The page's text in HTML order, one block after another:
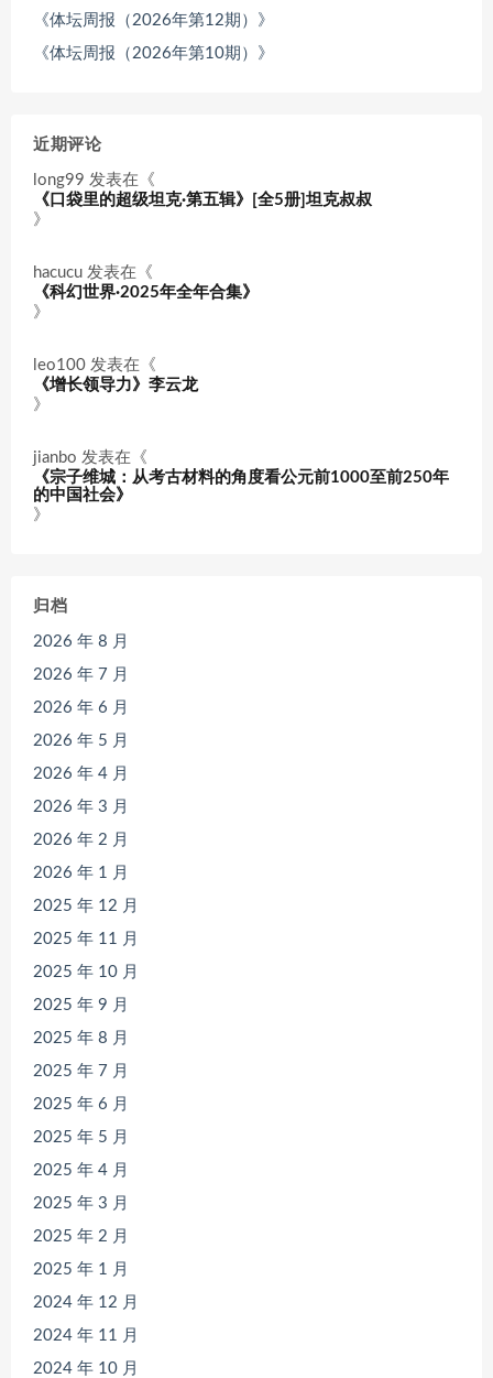
《体坛周报（2026年第12期）》
《体坛周报（2026年第10期）》
近期评论
long99 发表在《
《口袋里的超级坦克·第五辑》[全5册]坦克叔叔
》
hacucu 发表在《
《科幻世界·2025年全年合集》
》
leo100 发表在《
《增长领导力》李云龙
》
jianbo 发表在《
《宗子维城：从考古材料的角度看公元前1000至前250年
的中国社会》
》
归档
2026 年 8 月
2026 年 7 月
2026 年 6 月
2026 年 5 月
2026 年 4 月
2026 年 3 月
2026 年 2 月
2026 年 1 月
2025 年 12 月
2025 年 11 月
2025 年 10 月
2025 年 9 月
2025 年 8 月
2025 年 7 月
2025 年 6 月
2025 年 5 月
2025 年 4 月
2025 年 3 月
2025 年 2 月
2025 年 1 月
2024 年 12 月
2024 年 11 月
2024 年 10 月